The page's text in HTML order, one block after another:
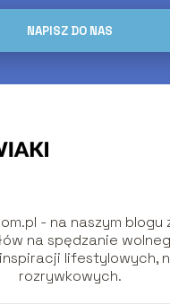
NAPISZ DO NAS
- na naszym blogu
na spędzanie
lifestylowych,
rozrywkowych.